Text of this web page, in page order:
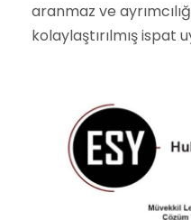
aranmaz ve
kolaylaştırılmış ispat